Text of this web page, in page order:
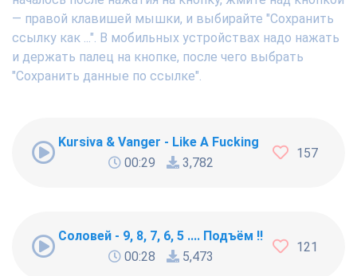
— правой клавишей мышки, и выбирайте "Сохранить
ссылку как ...". В мобильных устройствах надо нажать
и держать палец на кнопке, после чего выбрать
"Сохранить данные по ссылке".
Kursiva & Vanger - Like A Fucking Newbie
00:29
3,782
157
Соловей - 9, 8, 7, 6, 5 .... Подъём !!!
00:28
5,473
121